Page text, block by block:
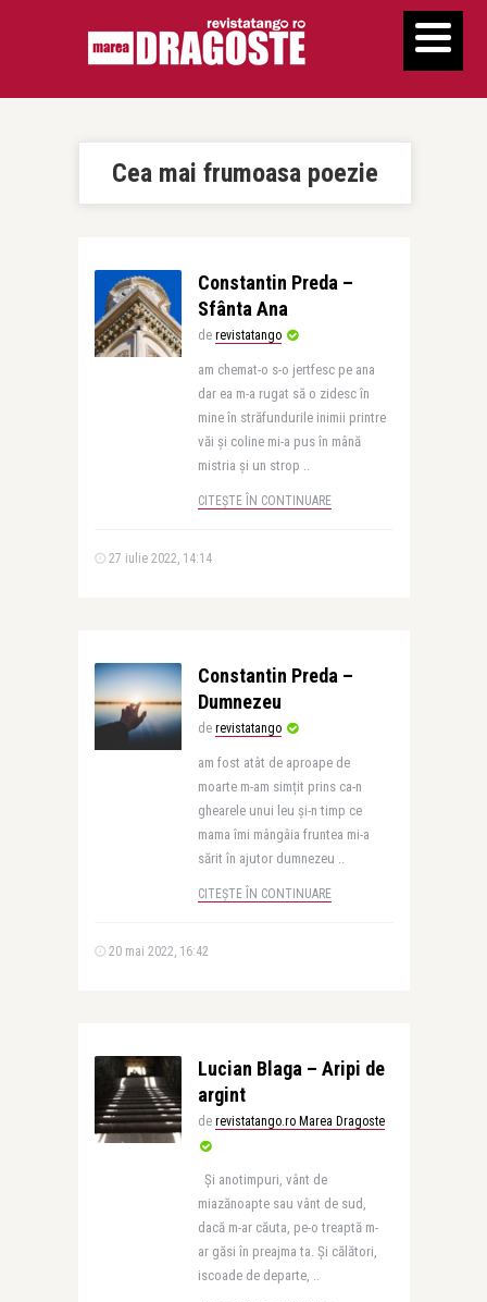
Cea mai frumoasa poezie
Constantin Preda –
Sfânta Ana
de revistatango
am chemat-o s-o jertfesc pe ana
dar ea m-a rugat să o zidesc în
mine în străfundurile inimii printre
văi și coline mi-a pus în mână
mistria și un strop ..
CITEȘTE ÎN CONTINUARE
27 iulie 2022, 14:14
Constantin Preda –
Dumnezeu
de revistatango
am fost atât de aproape de
moarte m-am simțit prins ca-n
ghearele unui leu și-n timp ce
mama îmi mângâia fruntea mi-a
sărit în ajutor dumnezeu ..
CITEȘTE ÎN CONTINUARE
20 mai 2022, 16:42
Lucian Blaga – Aripi de
argint
de revistatango.ro Marea Dragoste
Și anotimpuri, vânt de
miazănoapte sau vânt de sud,
dacă m-ar căuta, pe-o treaptă m-
ar găsi în preajma ta. Și călători,
iscoade de departe, ..